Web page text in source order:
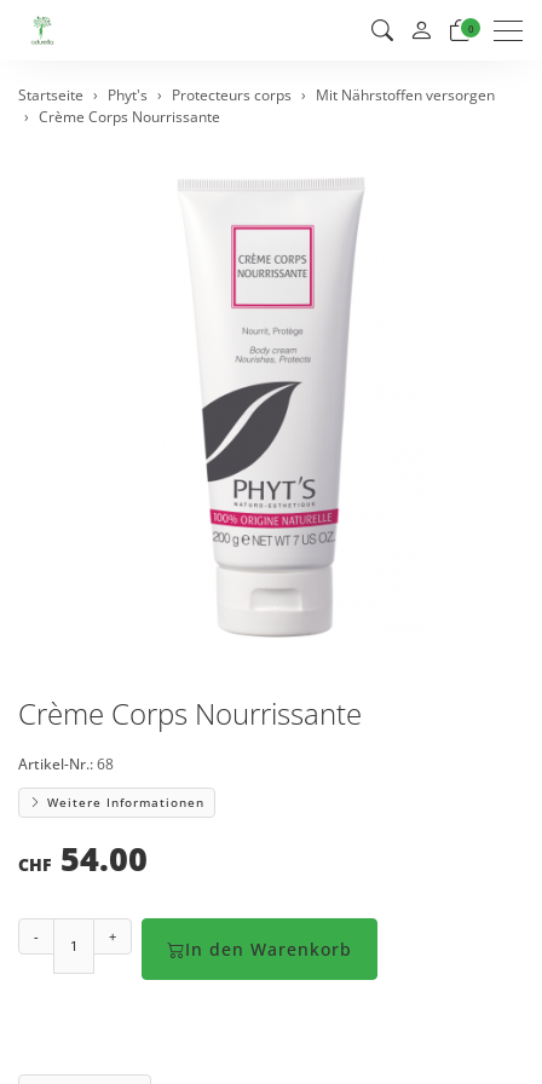
0
Startseite Phyt's Protecteurs corps
Mit Nährstoffen versorgen
Crème Corps Nourrissante
Crème Corps Nourrissante
Artikel-Nr.:68
Weitere Informationen
CHF 54.00
- +
In den Warenkorb